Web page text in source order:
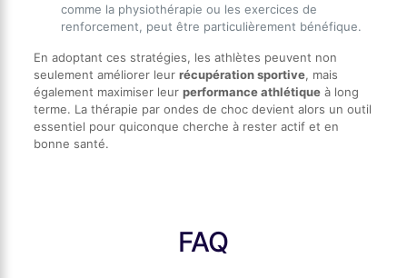
comme la physiothérapie ou les exercices de
renforcement, peut être particulièrement bénéfique.
En adoptant ces stratégies, les athlètes peuvent non
seulement améliorer leur récupération sportive, mais
également maximiser leur performance athlétiqueà long
terme. La thérapie par ondes de choc devient alors un outil
essentiel pour quiconque cherche à rester actif et en
bonne santé.
FAQ